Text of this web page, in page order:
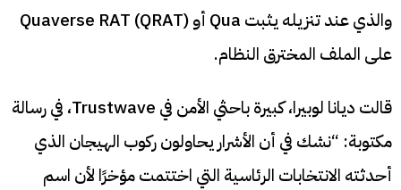
والذي عند تنزيله يثبت Qua أو Quaverse RAT (QRAT)
على الملف المخترق النظام.
قالت ديانا لوبيرا، كبيرة باحثي الأمن في Trustwave، في رسالة
مكتوبة: “نشك في أن الأشرار يحاولون ركوب الهيجان الذي
أحدثته الانتخابات الرئاسية التي اختتمت مؤخرًا لأن اسم